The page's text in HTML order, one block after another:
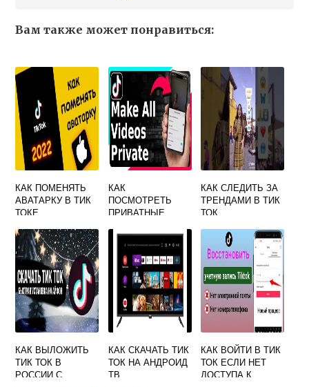
Вам также может понравиться:
КАК ПОМЕНЯТЬ
АВАТАРКУ В ТИК
ТОКЕ
КАК
ПОСМОТРЕТЬ
ПРИВАТНЫЕ
КАК СЛЕДИТЬ ЗА
ТРЕНДАМИ В ТИК
ТОК
КАК ВЫЛОЖИТЬ
ТИК ТОК В
РОССИИ С
КАК СКАЧАТЬ ТИК
ТОК НА АНДРОИД
ТВ
КАК ВОЙТИ В ТИК
ТОК ЕСЛИ НЕТ
ДОСТУПА К